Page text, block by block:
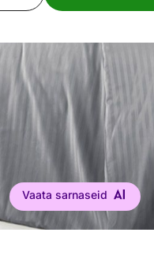
Vaata sarnaseid